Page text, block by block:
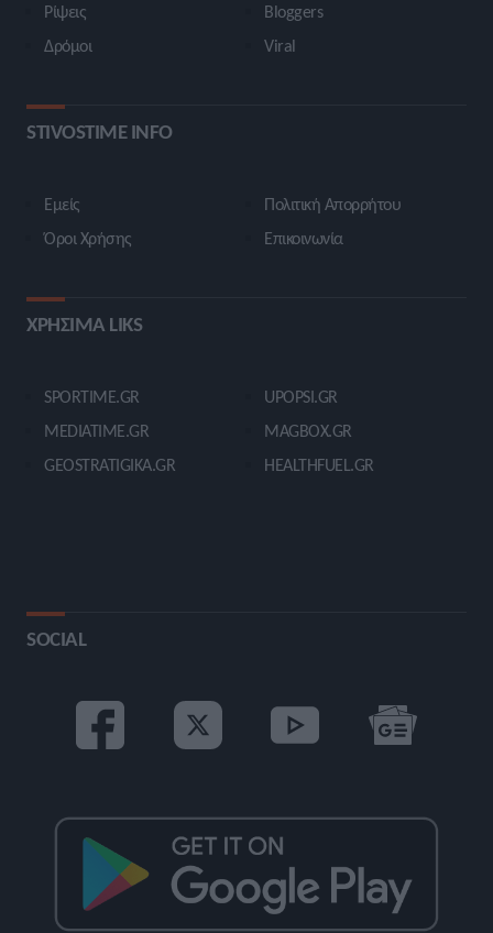
Ρίψεις
Δρόμοι
Bloggers
Viral
STIVOSTIME INFO
Εμείς
Όροι Χρήσης
Πολιτική Απορρήτου
Επικοινωνία
ΧΡΗΣΙΜΑ LIKS
SPORTIME.GR
MEDIATIME.GR
GEOSTRATIGIKA.GR
UPOPSI.GR
MAGBOX.GR
HEALTHFUEL.GR
SOCIAL